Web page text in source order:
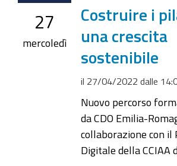
04-
27T14:00:00+02:00
2022-
27
mercoledì
Costruire i
una crescita
sostenibile
il 27/04/2022 dalle
Nuovo percorso
da CDO Emilia-
collaborazione con il
Digitale della CCIAA